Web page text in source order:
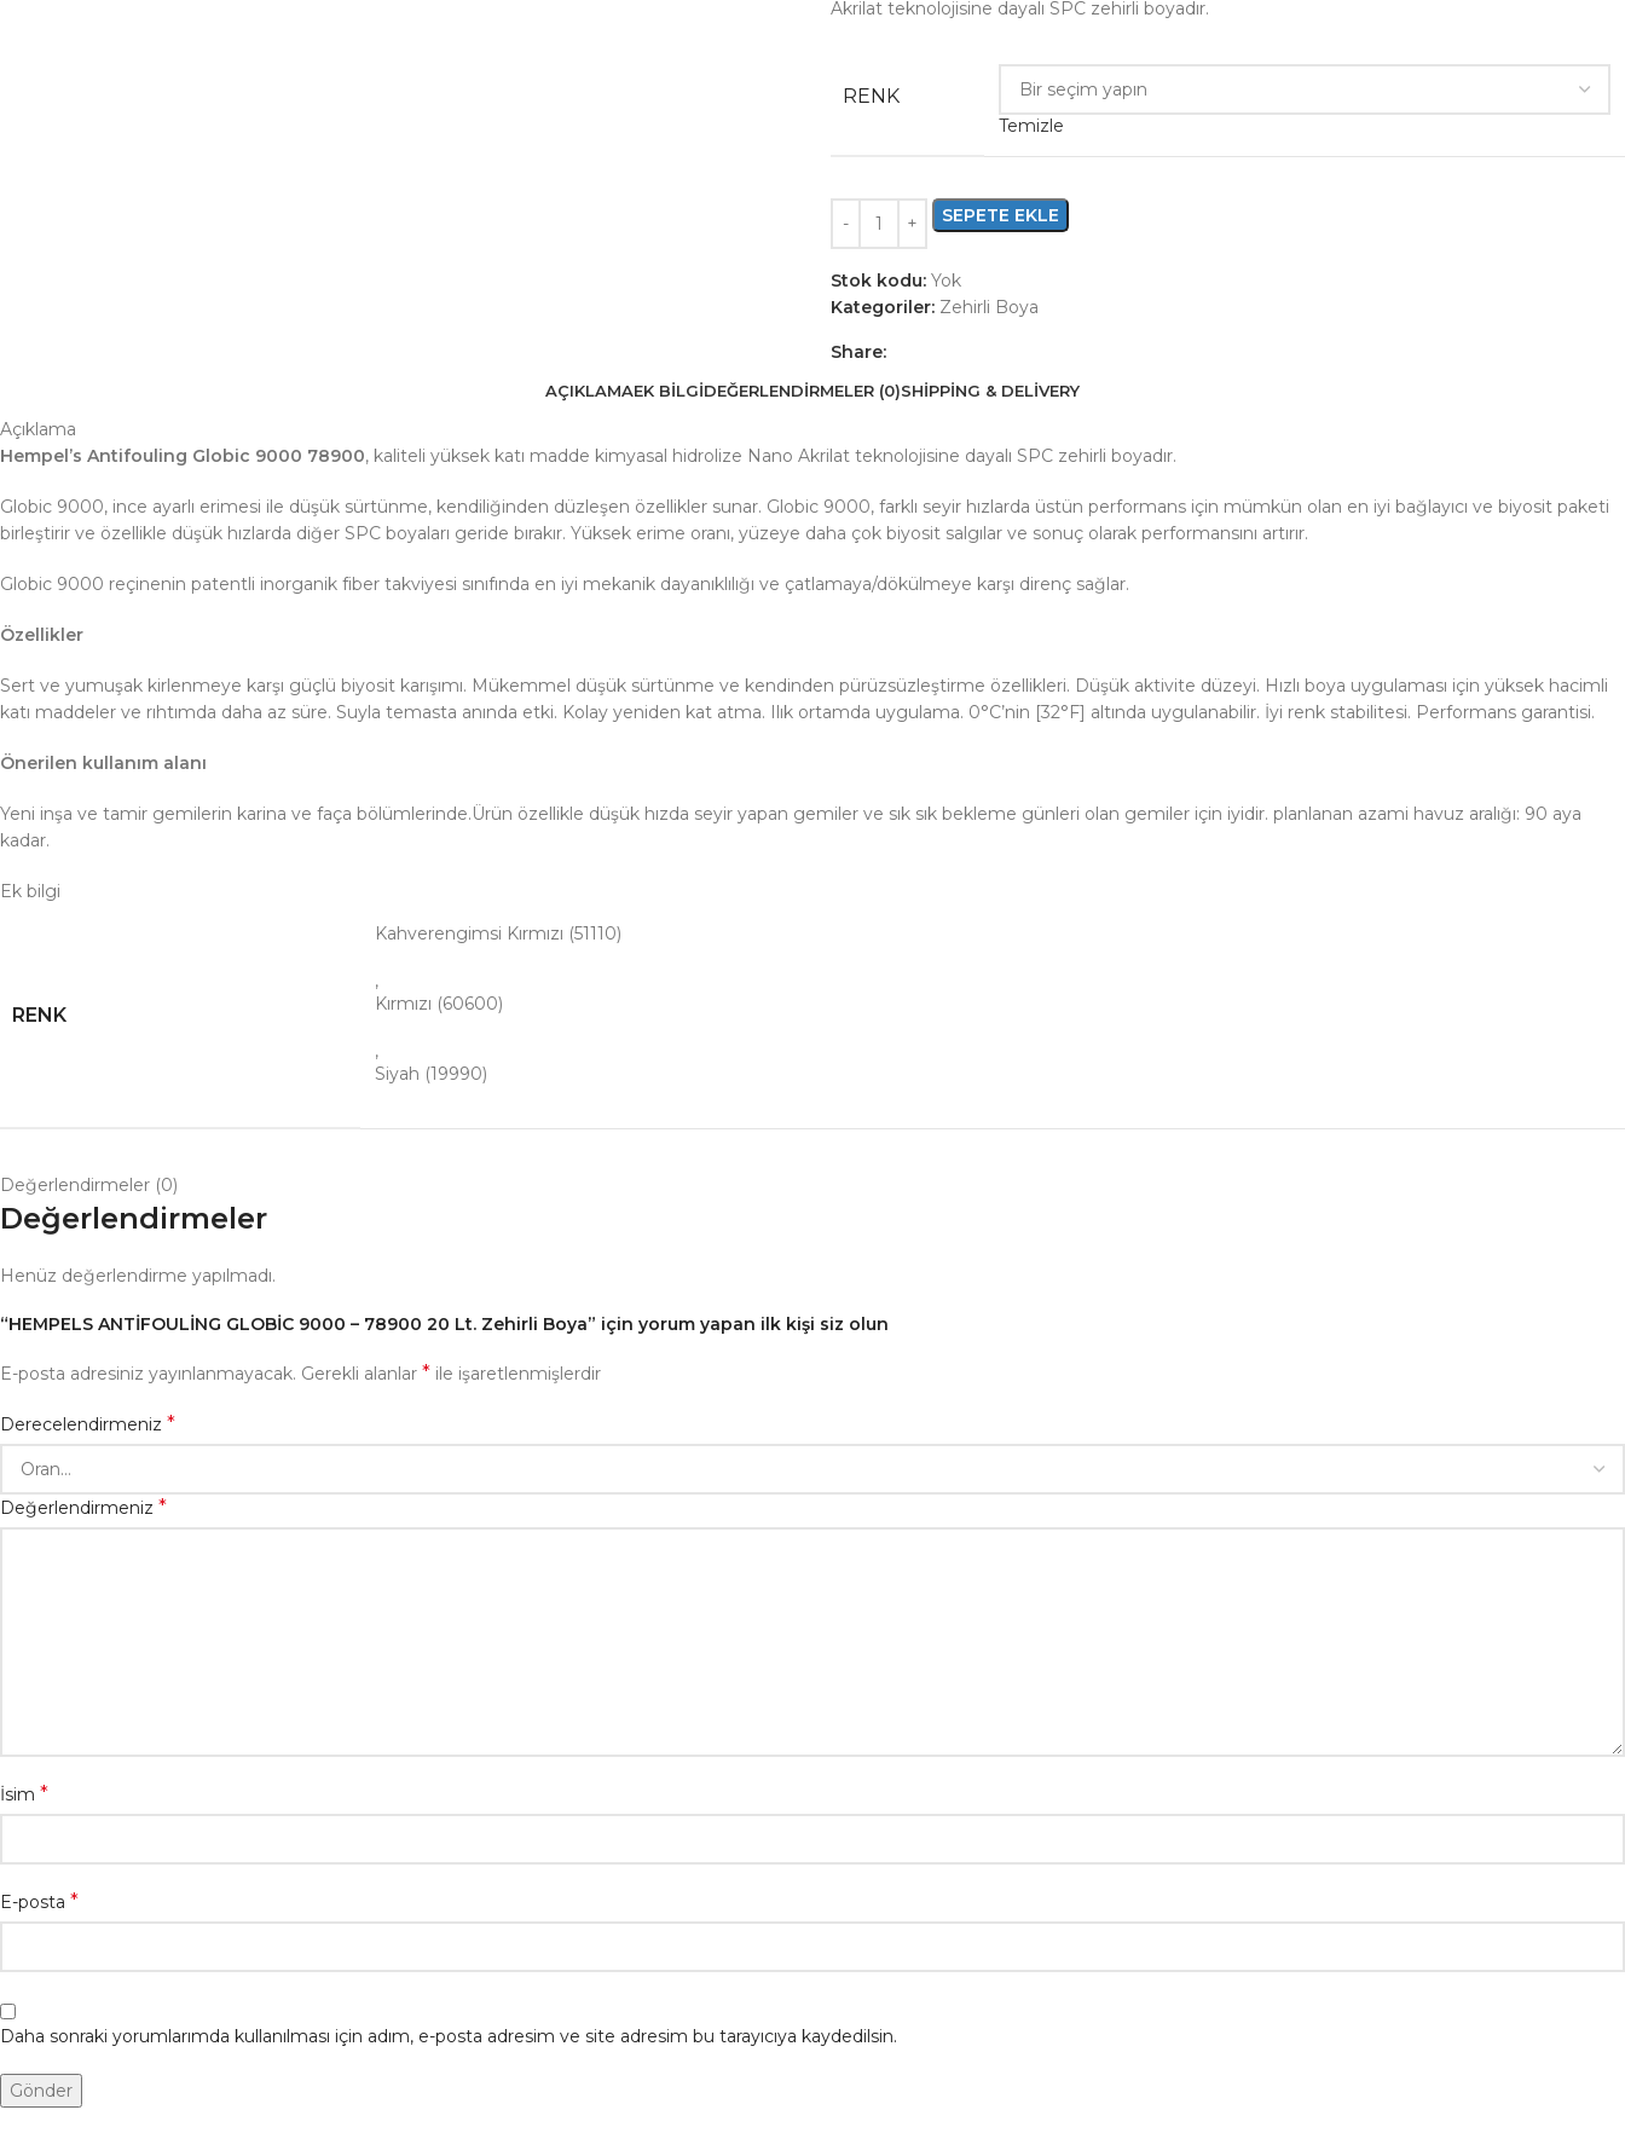
Akrilat teknolojisine dayalı SPC zehirli boyadır.
RENK
Temizle
SEPETE EKLE
Stok kodu: Yok
Kategoriler: Zehirli Boya
Share:
AÇIKLAMAEK BILGIDEĞERLENDIRMELER (0)SHIPPING & DELIVERY
Açıklama
Hempel’s Antifouling Globic 9000 78900, kaliteli yüksek katı madde kimyasal hidrolize Nano Akrilat teknolojisine dayalı SPC zehirli boyadır.
Globic 9000, ince ayarlı erimesi ile düşük sürtünme, kendiliğinden düzleşen özellikler sunar. Globic 9000, farklı seyir hızlarda üstün performans için mümkün olan en iyi bağlayıcı ve biyosit paketi
birleştirir ve özellikle düşük hızlarda diğer SPC boyaları geride bırakır. Yüksek erime oranı, yüzeye daha çok biyosit salgılar ve sonuç olarak performansını artırır.
Globic 9000 reçinenin patentli inorganik fiber takviyesi sınıfında en iyi mekanik dayanıklılığı ve çatlamaya/dökülmeye karşı direnç sağlar.
Özellikler
Sert ve yumuşak kirlenmeye karşı güçlü biyosit karışımı. Mükemmel düşük sürtünme ve kendinden pürüzsüzleştirme özellikleri. Düşük aktivite düzeyi. Hızlı boya uygulaması için yüksek hacimli
katı maddeler ve rıhtımda daha az süre. Suyla temasta anında etki. Kolay yeniden kat atma. Ilık ortamda uygulama. 0°C’nin [32°F] altında uygulanabilir. İyi renk stabilitesi. Performans garantisi.
Önerilen kullanım alanı
Yeni inşa ve tamir gemilerin karina ve faça bölümlerinde.Ürün özellikle düşük hızda seyir yapan gemiler ve sık sık bekleme günleri olan gemiler için iyidir. planlanan azami havuz aralığı: 90 aya
kadar.
Ek bilgi
RENK
Kahverengimsi Kırmızı (51110)
,
Kırmızı (60600)
,
Siyah (19990)
Değerlendirmeler (0)
Değerlendirmeler
Henüz değerlendirme yapılmadı.
“HEMPELS ANTİFOULİNG GLOBİC 9000 – 78900 20 Lt. Zehirli Boya” için yorum yapan ilk kişi siz olun
E-posta adresiniz yayınlanmayacak. Gerekli alanlar * ile işaretlenmişlerdir
Derecelendirmeniz *
Değerlendirmeniz *
İsim *
E-posta *
Daha sonraki yorumlarımda kullanılması için adım, e-posta adresim ve site adresim bu tarayıcıya kaydedilsin.